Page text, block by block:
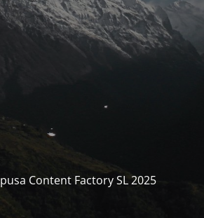
Content Factory SL 2025